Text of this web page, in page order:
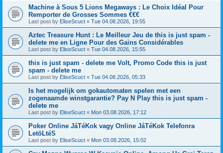
Machine à Sous 5 Lions Megaways : Le Choix Idéal Pour
Remporter de Grosses Sommes €€€
Last post by EliseScuct « Tue 04.08.2026, 19:55
Aztec Treasure Hunt : Le Meilleur Jeu de this is just spam -
delete me en Ligne Pour des Gains Considérables
Last post by EliseScuct « Tue 04.08.2026, 15:55
this is just spam - delete me Volt, Promo Code this is just
spam - delete me
Last post by EliseScuct « Tue 04.08.2026, 05:33
Is het mogelijk om gokautomaten spelen met een
zogenaamde winstgarantie? Pay N Play this is just spam -
delete me
Last post by EliseScuct « Mon 03.08.2026, 17:12
Poker Online JáTéKok vagy Online JáTéKok Telefonra
LetöLtéS
Last post by EliseScuct « Mon 03.08.2026, 15:02